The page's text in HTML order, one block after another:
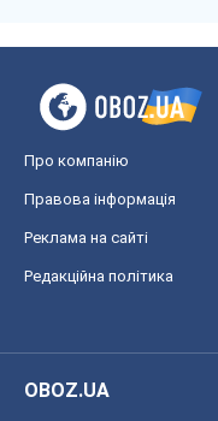
Про компанію
Правова інформація
Реклама на сайті
Редакційна політика
OBOZ.UA